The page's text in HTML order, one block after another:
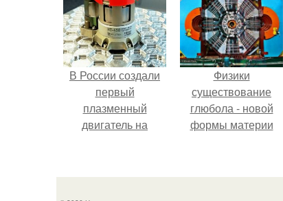
вертикальную
турбину.
В России создали
первый
плазменный
двигатель на
Физики
существование
глюбола - новой
формы материи